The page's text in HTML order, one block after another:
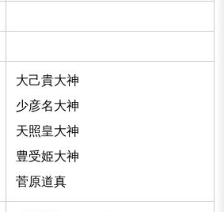
大己貴大神
少彦名大神
天照皇大神
豊受姫大神
菅原道真